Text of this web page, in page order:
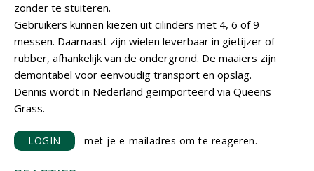
zonder te stuiteren.
Gebruikers kunnen kiezen uit cilinders met 4, 6 of 9
messen. Daarnaast zijn wielen leverbaar in gietijzer of
rubber, afhankelijk van de ondergrond. De maaiers zijn
demontabel voor eenvoudig transport en opslag.
Dennis wordt in Nederland geïmporteerd via Queens
Grass.
LOGIN met je e-mailadres om te reageren.